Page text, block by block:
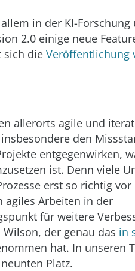
in der KI-Forschung
2.0 einige neue
sich die Veröffentlichung
allerorts agile und
den
entgegenwirken,
ist. Denn viele
erst so richtig vor
agiles Arbeiten in der
für weitere
der genau das in
hat. In unseren
Platz.